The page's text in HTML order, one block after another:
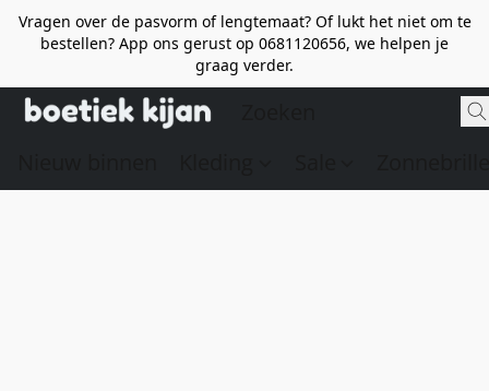
Vragen over de pasvorm of lengtemaat? Of lukt het niet om te
bestellen? App ons gerust op 0681120656, we helpen je
graag verder.